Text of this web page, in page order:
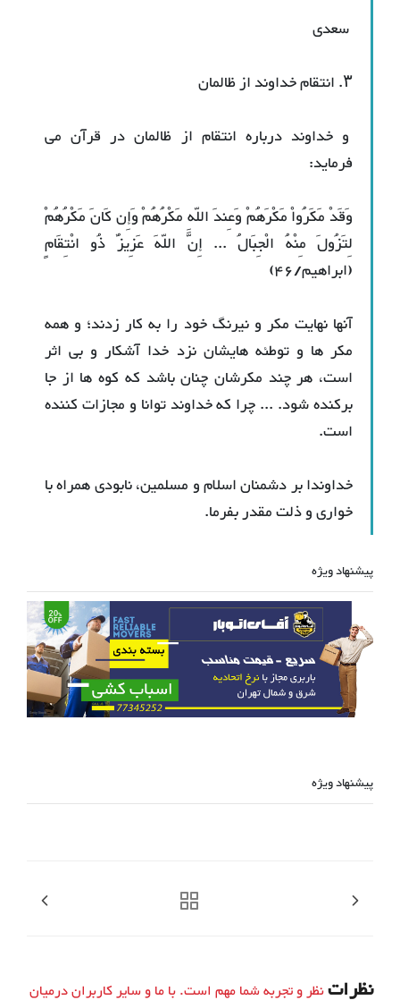
سعدی
۳. انتقام خداوند از ظالمان
و خداوند درباره انتقام از ظالمان در قرآن می
فرماید:
وَقَدْ مَكَرُواْ مَكْرَهُمْ وَعِندَ اللّهِ مَكْرُهُمْ وَإِن كَانَ مَكْرُهُمْ
لِتَزُولَ مِنْهُ الْجِبَالُ ... إِنَّ اللّهَ عَزِيزٌ ذُو انْتِقَامٍ
(ابراهیم/۴۶)
آنها نهايت مكر و نيرنگ خود را به كار زدند؛ و همه
مكر ها و توطئه ‌هايشان نزد خدا آشكار و بى اثر
است، هر چند مكرشان چنان باشد كه كوه‌ ها از جا
بركنده شود. ... چرا كه خداوند توانا و مجازات كننده
است.
خداوندا بر دشمنان اسلام و مسلمین، نابودی همراه با
خواری و ذلت مقدر بفرما.
پیشنهاد ویژه
پیشنهاد ویژه
نظراتنظر و تجربه شما مهم است. با ما و سایر کاربران درمیان